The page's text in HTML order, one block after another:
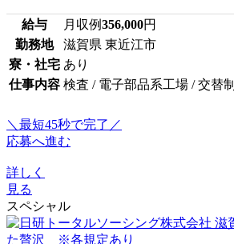
給与 月収例356,000円
勤務地
滋賀県 東近江市
寮・社宅 あり
仕事内容 検査 / 電子部品系工場 / 交替制
＼最短45秒で完了／
応募へ進む
詳しく
見る
スペシャル